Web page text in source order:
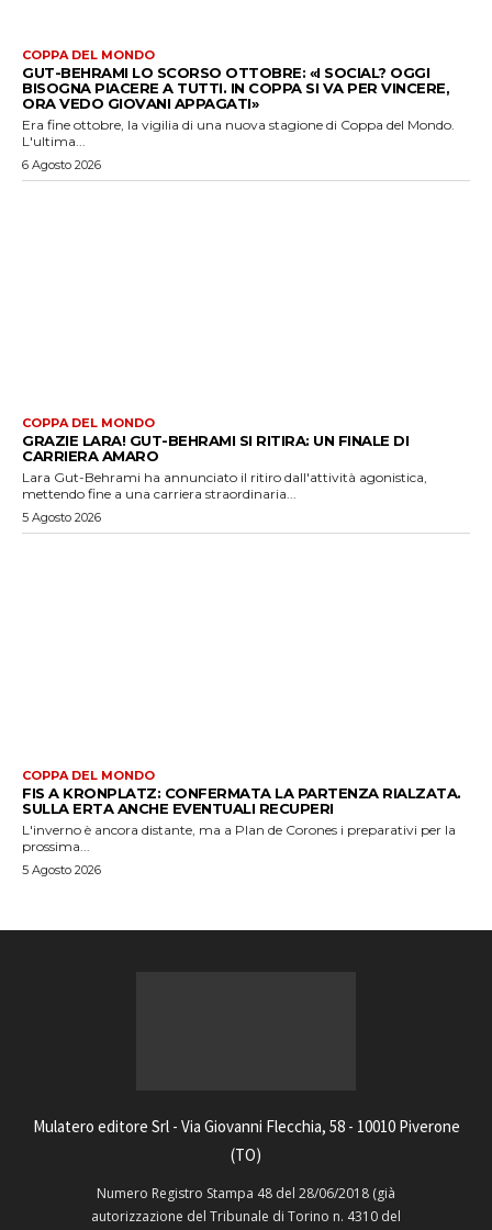
COPPA DEL MONDO
GUT-BEHRAMI LO SCORSO OTTOBRE: «I SOCIAL? OGGI
BISOGNA PIACERE A TUTTI. IN COPPA SI VA PER VINCERE,
ORA VEDO GIOVANI APPAGATI»
Era fine ottobre, la vigilia di una nuova stagione di Coppa del Mondo.
L'ultima...
6 Agosto 2026
COPPA DEL MONDO
GRAZIE LARA! GUT-BEHRAMI SI RITIRA: UN FINALE DI
CARRIERA AMARO
Lara Gut-Behrami ha annunciato il ritiro dall'attività agonistica,
mettendo fine a una carriera straordinaria...
5 Agosto 2026
COPPA DEL MONDO
FIS A KRONPLATZ: CONFERMATA LA PARTENZA RIALZATA.
SULLA ERTA ANCHE EVENTUALI RECUPERI
L'inverno è ancora distante, ma a Plan de Corones i preparativi per la
prossima...
5 Agosto 2026
Mulatero editore Srl - Via Giovanni Flecchia, 58 - 10010 Piverone
(TO)
Numero Registro Stampa 48 del 28/06/2018 (già
autorizzazione del Tribunale di Torino n. 4310 del